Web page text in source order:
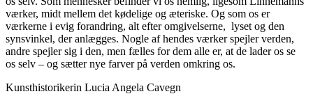
værker, midt mellem det kødelige og æteriske. Og som os er
værkerne i evig forandring, alt efter omgivelserne, lyset og den
synsvinkel, der anlægges. Nogle af hendes værker spejler verden,
andre spejler sig i den, men fælles for dem alle er, at de lader os se
os selv – og sætter nye farver på verden omkring os.
Kunsthistorikerin Lucia Angela Cavegn